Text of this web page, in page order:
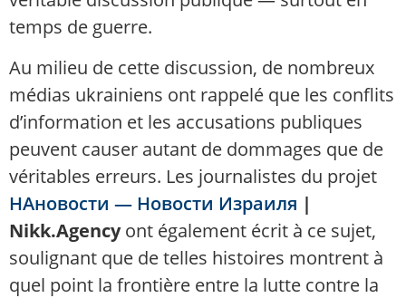
temps de guerre.
Au milieu de cette discussion, de nombreux
médias ukrainiens ont rappelé que les conflits
d’information et les accusations publiques
peuvent causer autant de dommages que de
véritables erreurs. Les journalistes du projet
НАновости — Новости Израиля |
Nikk.Agencyont également écrit à ce sujet,
soulignant que de telles histoires montrent à
quel point la frontière entre la lutte contre la